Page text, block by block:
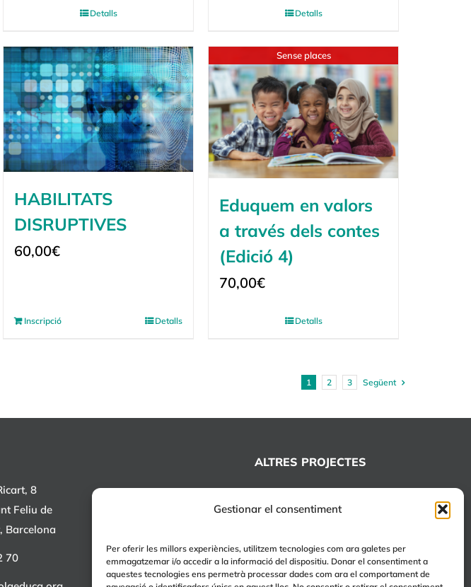
Gestionar el consentiment
Per oferir les millors experiències, utilitzem tecnologies com ara galetes per
emmagatzemar i/o accedir a la informació del dispositiu. Donar el consentiment a
aquestes tecnologies ens permetrà processar dades com ara el comportament de
Detalls Detalls
HABILITATS
DISRUPTIVES
60,00€
Inscripció Detalls
Sense places
Eduquem en valors
a través dels contes
(Edició 4)
70,00€
Detalls
1 2 3 Següent
8
Feliu de
Barcelona
70
ALTRES PROJECTES
EDUCA Espai Lúdic